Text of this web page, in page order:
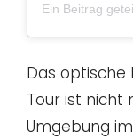
Das optische
Tour ist nicht
Umgebung